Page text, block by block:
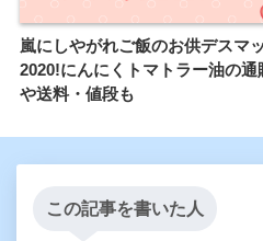
嵐にしやがれご飯のお供デスマ
2020!にんにくトマトラー油の通
や送料・値段も
この記事を書いた人